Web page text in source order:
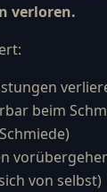
verloren.
beim
von selbst)